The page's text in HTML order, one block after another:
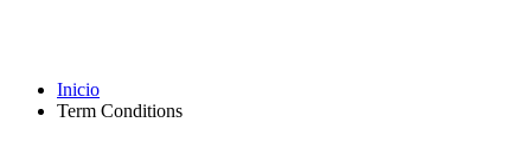
Inicio
Term Conditions